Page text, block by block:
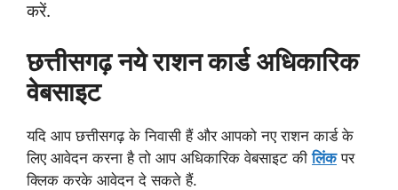
करें.
छत्तीसगढ़ नये राशन कार्ड अधिकारिक
वेबसाइट
यदि आप छत्तीसगढ़ के निवासी हैं और आपको नए राशन कार्ड के
लिए आवेदन करना है तो आप अधिकारिक वेबसाइट कीलिंकपर
क्लिक करके आवेदन दे सकते हैं.